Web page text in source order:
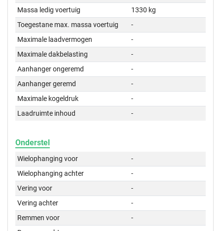
Massa ledig voertuig
1330 kg
Toegestane max. massa voertuig
-
Maximale laadvermogen
-
Maximale dakbelasting
-
Aanhanger ongeremd
-
Aanhanger geremd
-
Maximale kogeldruk
-
Laadruimte inhoud
-
Onderstel
Wielophanging voor
-
Wielophanging achter
-
Vering voor
-
Vering achter
-
Remmen voor
-